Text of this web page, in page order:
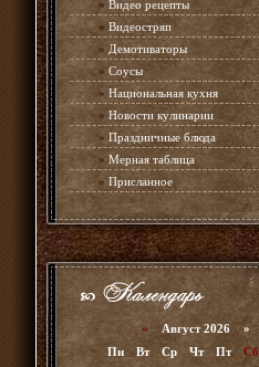
» Видео рецепты
» Видеостряп
» Демотиваторы
» Соусы
» Национальная кухня
» Новости кулинарии
» Праздничные блюда
» Мерная таблица
» Присланное
« Август 2026 »
Пн
Вт Ср Чт Пт Сб